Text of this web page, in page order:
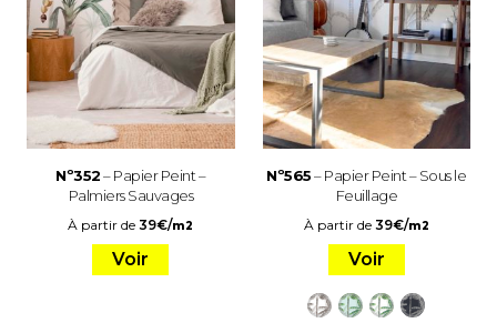
Nº352– Papier Peint –
Palmiers Sauvages
À partir de39€/m2
Voir
Nº565– Papier Peint – Sous le
Feuillage
À partir de 39€/m2
Voir